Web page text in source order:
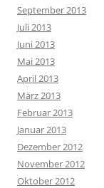
September 2013
Juli 2013
Juni 2013
Mai 2013
April 2013
März 2013
Februar 2013
Januar 2013
Dezember 2012
November 2012
Oktober 2012